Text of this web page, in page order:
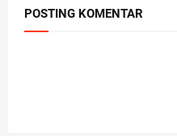
POSTING KOMENTAR